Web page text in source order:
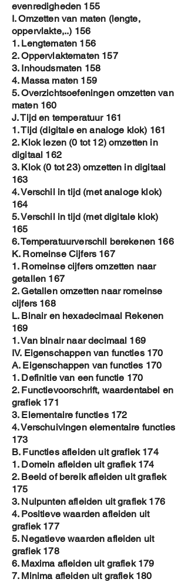
evenredigheden 155
I. Omzetten van maten (lengte,
oppervlakte,..) 156
1. Lengtematen 156
2. Oppervlaktematen 157
3. Inhoudsmaten 158
4. Massa maten 159
5. Overzichtsoefeningen omzetten van
maten 160
J. Tijd en temperatuur 161
1. Tijd (digitale en analoge klok) 161
2. Klok lezen (0 tot 12) omzetten in
digitaal 162
3. Klok (0 tot 23) omzetten in digitaal
163
4. Verschil in tijd (met analoge klok)
164
5. Verschil in tijd (met digitale klok)
165
6. Temperatuurverschil berekenen 166
K. Romeinse Cijfers 167
1. Romeinse cijfers omzetten naar
getallen 167
2. Getallen omzetten naar romeinse
cijfers 168
L. Binair en hexadecimaal Rekenen
169
1. Van binair naar decimaal 169
IV. Eigenschappen van functies 170
A. Eigenschappen van functies 170
1. Definitie van een functie 170
2. Functievoorschrift, waardentabel en
grafiek 171
3. Elementaire functies 172
4. Verschuivingen elementaire functies
173
B. Functies afleiden uit grafiek 174
1. Domein afleiden uit grafiek 174
2. Beeld of bereik afleiden uit grafiek
175
3. Nulpunten afleiden uit grafiek 176
4. Positieve waarden afleiden uit
grafiek 177
5. Negatieve waarden afleiden uit
grafiek 178
6. Maxima afleiden uit grafiek 179
7. Minima afleiden uit grafiek 180